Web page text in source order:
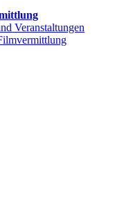
Veranstaltungen